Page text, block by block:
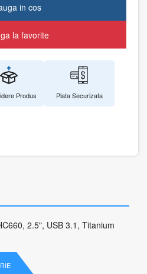
in cos
la favorite
Produs Plata Securizata
2.5", USB 3.1, Titanium